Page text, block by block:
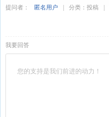
提问者： 匿名用户 分类： 投稿
我要回答